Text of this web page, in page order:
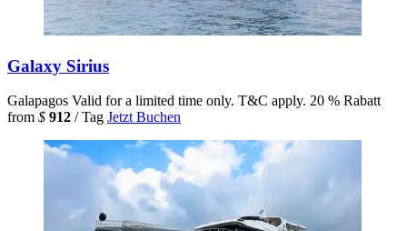
Galaxy Sirius
Galapagos Valid for a limited time only. T&C apply. 20 % Rabatt
from $ 912 / Tag Jetzt Buchen